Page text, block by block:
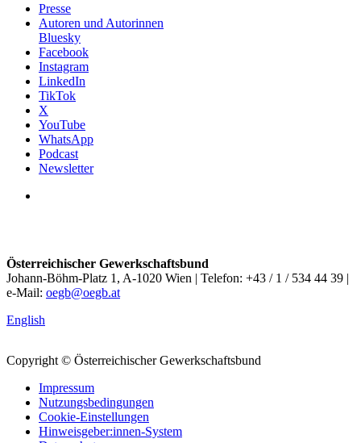
Presse
Autoren und Autorinnen
Bluesky
Facebook
Instagram
LinkedIn
TikTok
X
YouTube
WhatsApp
Podcast
Newsletter
Österreichischer Gewerkschaftsbund
Johann-Böhm-Platz 1, A-1020 Wien | Telefon: +43 / 1 / 534 44 39 |
e-Mail: oegb@oegb.at
English
Copyright © Österreichischer Gewerkschaftsbund
Impressum
Nutzungsbedingungen
Cookie-Einstellungen
Hinweisgeber:innen-System